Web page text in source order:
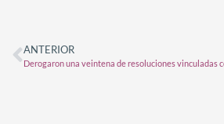
ANTERIOR
Derogaron una veintena de resoluciones vinculadas